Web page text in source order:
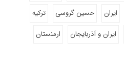
ایران حسین گروسی
ترکیه
ایران و آذربایجان
ارمنستان